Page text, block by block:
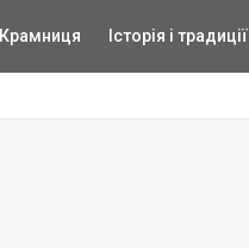
Крамниця Історія і традиції